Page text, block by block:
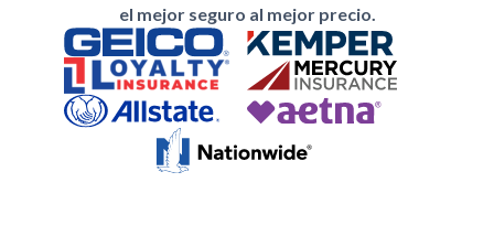
el mejor seguro al mejor precio.